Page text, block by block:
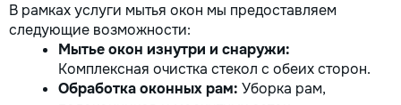
В рамках услуги мытья окон мы предоставляем
следующие возможности:
Мытье окон изнутри и снаружи:
Комплексная очистка стекол с обеих сторон.
Обработка оконных рам: Уборка рам,